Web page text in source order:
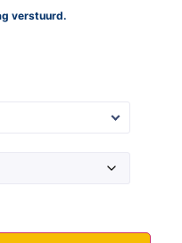
verstuurd.